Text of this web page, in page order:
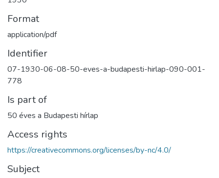
Format
application/pdf
Identifier
07-1930-06-08-50-eves-a-budapesti-hirlap-090-001-
778
Is part of
50 éves a Budapesti hírlap
Access rights
https://creativecommons.org/licenses/by-nc/4.0/
Subject